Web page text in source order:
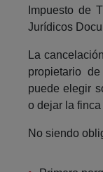
Impuesto de
Jurídicos
La
propietario
puede elegir
o dejar la finca
No siendo